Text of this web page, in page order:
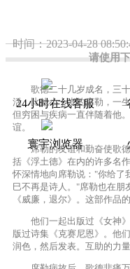
请使用
24小时在线客服
寰宇浏览器
时间：2023-04-28
歌德二十几岁成名，三十
活。比他小十岁的席勒，一
但穷困与疾病一直伴随着他
谊。
席勒的友谊和勤奋使歌德
括《浮土德》在内的许多名
怀深情地向席勒说："你给了
巳不再是诗人。"席勒也在朋
《威廉，退尔》。这部作品
他们一起出版过《女神》
版过诗集《克赛尼恩》。他
润色，然后发表。互助的力